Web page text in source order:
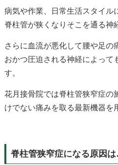
病気や作業、日常生活スタイル
脊柱管が狭くなりそこを通る神
さらに血流が悪化して腰や足の
おかつ圧迫される神経によって
す。
花月接骨院では脊柱管狭窄症の
けでない痛みを取る最新機器を
脊柱管狭窄症になる原因